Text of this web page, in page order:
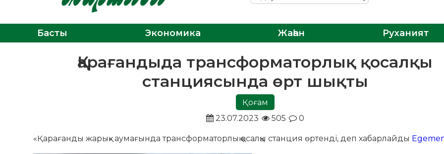
Басты Экономика Жаһан Руханият
Қарағандыда трансформаторлық қосалқы
станциясында өрт шықты
Қоғам
23.07.2023
505 0
«Қарағанды ​​жарық» аумағында трансформаторлық қосалқы станция өртенді, деп хабарлайды